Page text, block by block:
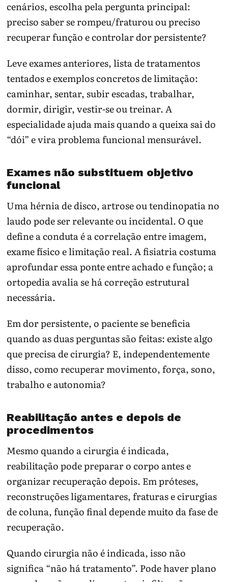
cenários, escolha pela pergunta principal:
preciso saber se rompeu/fraturou ou preciso
recuperar função e controlar dor persistente?
Leve exames anteriores, lista de tratamentos
tentados e exemplos concretos de limitação:
caminhar, sentar, subir escadas, trabalhar,
dormir, dirigir, vestir-se ou treinar. A
especialidade ajuda mais quando a queixa sai do
“dói” e vira problema funcional mensurável.
Exames não substituem objetivo
funcional
Uma hérnia de disco, artrose ou tendinopatia no
laudo pode ser relevante ou incidental. O que
define a conduta é a correlação entre imagem,
exame físico e limitação real. A fisiatria costuma
aprofundar essa ponte entre achado e função; a
ortopedia avalia se há correção estrutural
necessária.
Em dor persistente, o paciente se beneficia
quando as duas perguntas são feitas: existe algo
que precisa de cirurgia? E, independentemente
disso, como recuperar movimento, força, sono,
trabalho e autonomia?
Reabilitação antes e depois de
procedimentos
Mesmo quando a cirurgia é indicada,
reabilitação pode preparar o corpo antes e
organizar recuperação depois. Em próteses,
reconstruções ligamentares, fraturas e cirurgias
de coluna, função final depende muito da fase de
recuperação.
Quando cirurgia não é indicada, isso não
significa “não há tratamento”. Pode haver plano